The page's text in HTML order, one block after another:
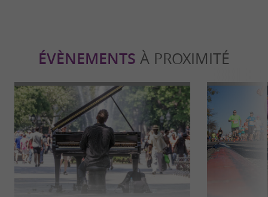
ÉVÈNEMENTS À PROXIMITÉ